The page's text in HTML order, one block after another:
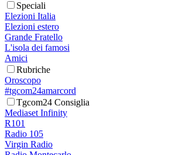
Speciali
Elezioni Italia
Elezioni estero
Grande Fratello
L'isola dei famosi
Amici
Rubriche
Oroscopo
#tgcom24amarcord
Tgcom24 Consiglia
Mediaset Infinity
R101
Radio 105
Virgin Radio